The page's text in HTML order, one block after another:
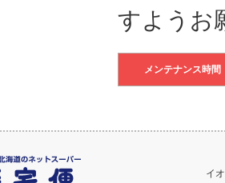
すようお
メンテナンス時間
イ